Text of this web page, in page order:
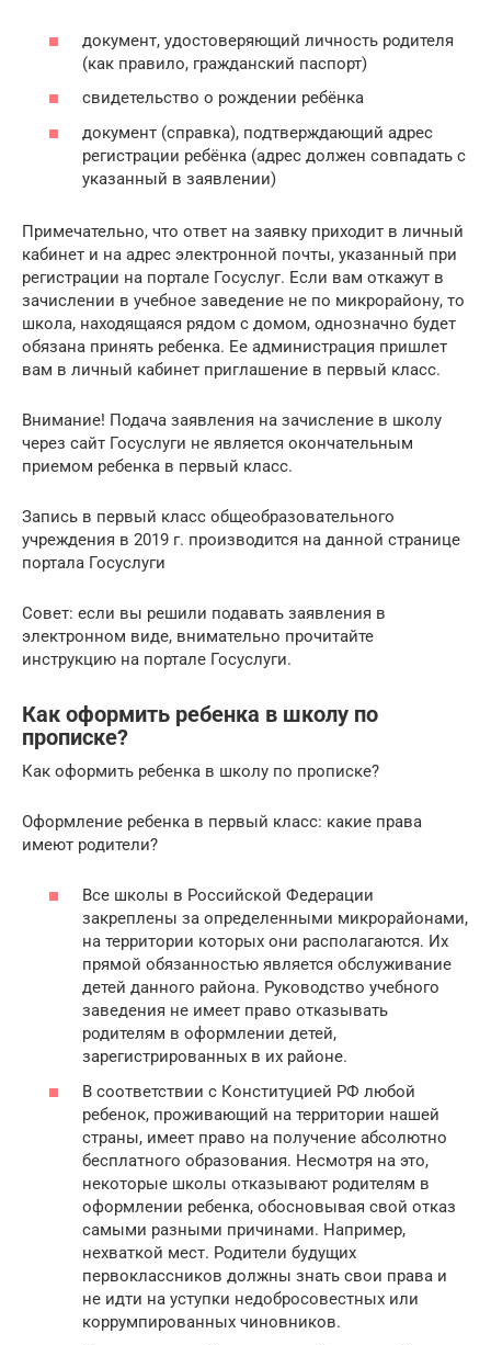
документ, удостоверяющий личность родителя
(как правило, гражданский паспорт)
свидетельство о рождении ребёнка
документ (справка), подтверждающий адрес
регистрации ребёнка (адрес должен совпадать с
указанный в заявлении)
Примечательно, что ответ на заявку приходит в личный
кабинет и на адрес электронной почты, указанный при
регистрации на портале Госуслуг. Если вам откажут в
зачислении в учебное заведение не по микрорайону, то
школа, находящаяся рядом с домом, однозначно будет
обязана принять ребенка. Ее администрация пришлет
вам в личный кабинет приглашение в первый класс.
Внимание! Подача заявления на зачисление в школу
через сайт Госуслуги не является окончательным
приемом ребенка в первый класс.
Запись в первый класс общеобразовательного
учреждения в 2019 г. производится на данной странице
портала Госуслуги
Совет: если вы решили подавать заявления в
электронном виде, внимательно прочитайте
инструкцию на портале Госуслуги.
Как оформить ребенка в школу по
прописке?
Как оформить ребенка в школу по прописке?
Оформление ребенка в первый класс: какие права
имеют родители?
Все школы в Российской Федерации
закреплены за определенными микрорайонами,
на территории которых они располагаются. Их
прямой обязанностью является обслуживание
детей данного района. Руководство учебного
заведения не имеет право отказывать
родителям в оформлении детей,
зарегистрированных в их районе.
В соответствии с Конституцией РФ любой
ребенок, проживающий на территории нашей
страны, имеет право на получение абсолютно
бесплатного образования. Несмотря на это,
некоторые школы отказывают родителям в
оформлении ребенка, обосновывая свой отказ
самыми разными причинами. Например,
нехваткой мест. Родители будущих
первоклассников должны знать свои права и
не идти на уступки недобросовестных или
коррумпированных чиновников.